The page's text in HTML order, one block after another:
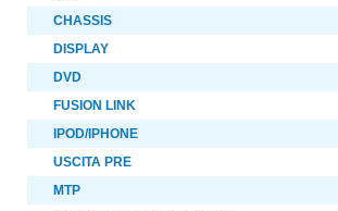
CHASSIS
DISPLAY
DVD
FUSION LINK
IPOD/IPHONE
USCITA PRE
MTP